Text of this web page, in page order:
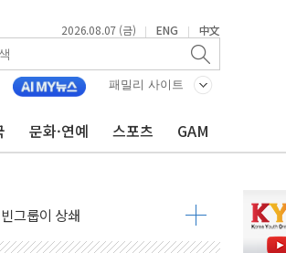
2026.08.07 (금) | ENG | 中文
패밀리 사이트
문화·연예 스포츠 GAM
·금리·입법 지연 '삼중 부담'
동 화약고